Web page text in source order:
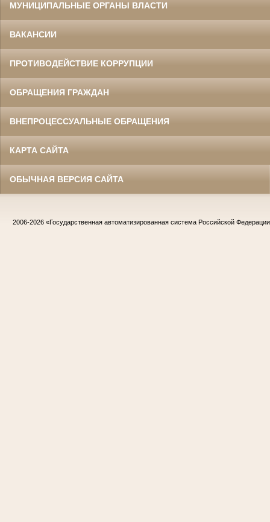
МУНИЦИПАЛЬНЫЕ ОРГАНЫ ВЛАСТИ
ВАКАНСИИ
ПРОТИВОДЕЙСТВИЕ КОРРУПЦИИ
ОБРАЩЕНИЯ ГРАЖДАН
ВНЕПРОЦЕССУАЛЬНЫЕ ОБРАЩЕНИЯ
КАРТА САЙТА
ОБЫЧНАЯ ВЕРСИЯ САЙТА
2006-2026 «Государственная автоматизированная система Российской